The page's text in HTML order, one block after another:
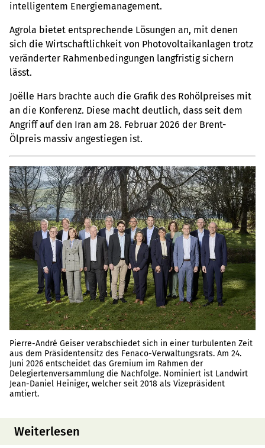
intelligentem Energiemanagement.
Agrola bietet entsprechende Lösungen an, mit denen
sich die Wirtschaftlichkeit von Photovoltaikanlagen trotz
veränderter Rahmenbedingungen langfristig sichern
lässt.
Joëlle Hars brachte auch die Grafik des Rohölpreises mit
an die Konferenz. Diese macht deutlich, dass seit dem
Angriff auf den Iran am 28. Februar 2026 der Brent-
Ölpreis massiv angestiegen ist.
Pierre-André Geiser verabschiedet sich in einer turbulenten Zeit
aus dem Präsidentensitz des Fenaco-Verwaltungsrats. Am 24.
Juni 2026 entscheidet das Gremium im Rahmen der
Delegiertenversammlung die Nachfolge. Nominiert ist Landwirt
Jean-Daniel Heiniger, welcher seit 2018 als Vizepräsident
amtiert.
Weiterlesen